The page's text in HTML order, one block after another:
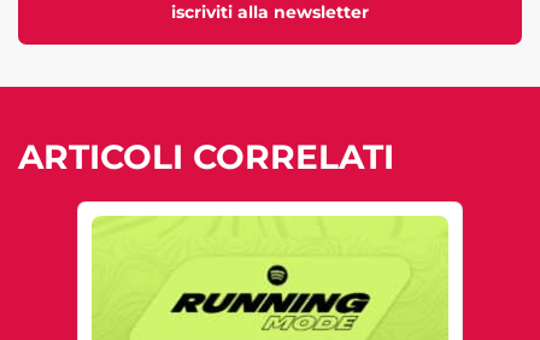
iscriviti alla newsletter
ARTICOLI CORRELATI